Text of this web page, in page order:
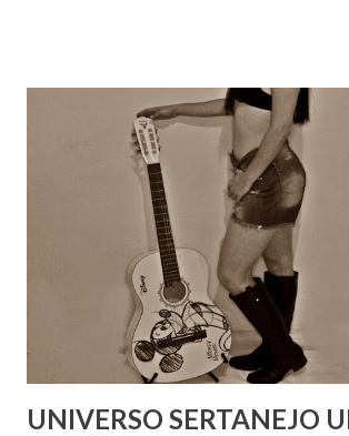
UNIVERSO SERTANEJO